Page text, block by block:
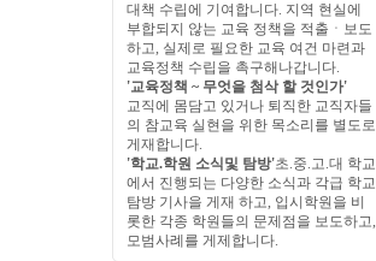
대책 수립에 기여합니다. 지역 현실에
부합되지 않는 교육 정책을 적출ㆍ보도
하고, 실제로 필요한 교육 여건 마련과
교육정책 수립을 촉구해나갑니다.
'교육정책 ~ 무엇을 첨삭 할 것인가'
교직에 몸담고 있거나 퇴직한 교직자들
의 참교육 실현을 위한 목소리를 별도로
게재합니다.
'학교.학원 소식및 탐방'초.중.고.대 학교
에서 진행되는 다양한 소식과 각급 학교
탐방 기사을 게재 하고, 입시학원을 비
롯한 각종 학원들의 문제점을 보도하고,
모범사례를 게제합니다.